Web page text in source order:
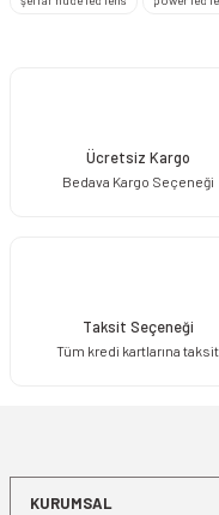
Ücretsiz Kargo
Bedava Kargo Seçeneği
Taksit Seçeneği
Tüm kredi kartlarına taksit
KURUMSAL